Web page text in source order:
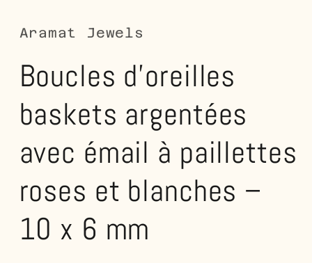
fenêtre
modale
Aramat Jewels
Boucles d'oreilles
baskets argentées
avec émail à paillettes
roses et blanches –
10 x 6 mm